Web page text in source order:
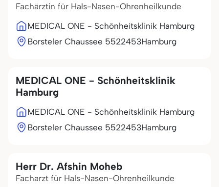
Fachärztin für Hals-Nasen-Ohrenheilkunde
MEDICAL ONE - Schönheitsklinik Hamburg
Borsteler Chaussee 5522453Hamburg
MEDICAL ONE - Schönheitsklinik
Hamburg
MEDICAL ONE - Schönheitsklinik Hamburg
Borsteler Chaussee 5522453Hamburg
Herr Dr. Afshin Moheb
Facharzt für Hals-Nasen-Ohrenheilkunde